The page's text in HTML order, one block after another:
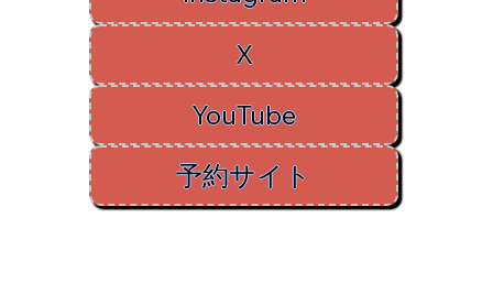
X
YouTube
予約サイト